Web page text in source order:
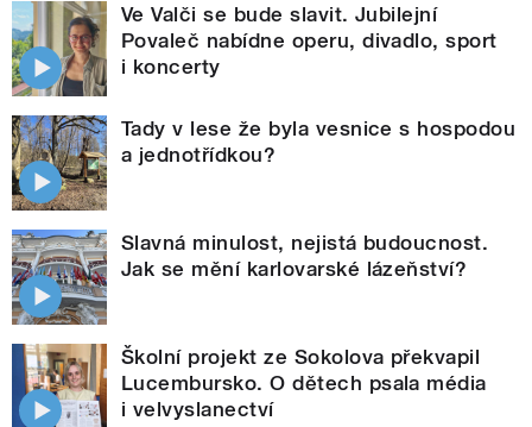
Ve Valči se bude slavit. Jubilejní
Povaleč nabídne operu, divadlo, sport
i koncerty
Tady v lese že byla vesnice s hospodou
a jednotřídkou?
Slavná minulost, nejistá budoucnost.
Jak se mění karlovarské lázeňství?
Školní projekt ze Sokolova překvapil
Lucembursko. O dětech psala média
i velvyslanectví